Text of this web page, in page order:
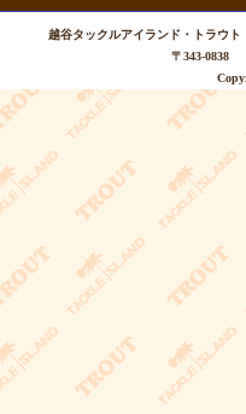
越谷タックルアイランド・トラ
〒343-0838